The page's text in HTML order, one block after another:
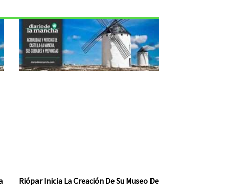
Riópar Inicia La Creación De Su Museo De